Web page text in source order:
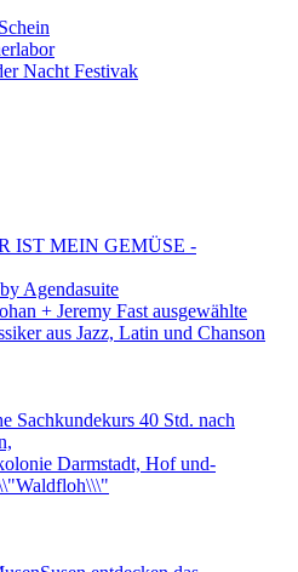
Nacht Festivak
IST MEIN GEMÜSE -
Agendasuite
+ Jeremy Fast ausgewählte
aus Jazz, Latin und Chanson
Sachkundekurs 40 Std. nach
Darmstadt, Hof und-